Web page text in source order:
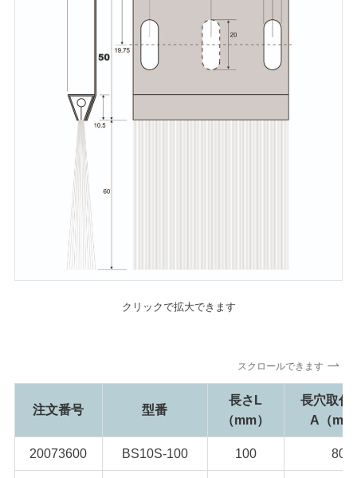
クリックで拡大できます
スクロールできます
注文番号 型番
長さL
（mm）
長穴取付
A（mm
20073600 BS10S-100 100 80